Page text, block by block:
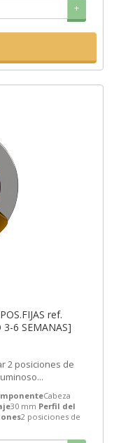
+
ref.
6 SEMANAS]
2 posiciones de
Cabeza
30 mm Perfil del
2 posiciones de